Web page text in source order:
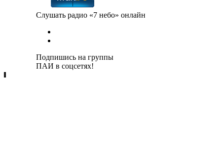
Слушать радио «7 небо» онлайн
Подпишись на группы
ПАИ в соцсетях!